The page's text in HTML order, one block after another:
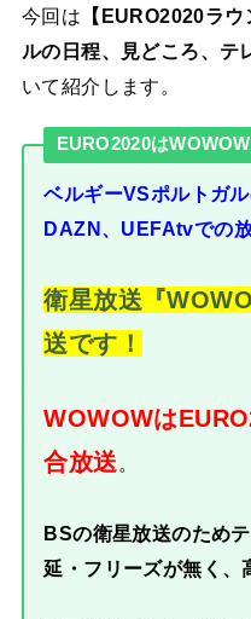
今回は 【EURO2020ラ
ルの日程、見どころ、テ
いて紹介します。
EURO2020は
ベルギーVSポルトガ
DAZN、UEFAtvでの
衛星放送『
送です！
WOWOWは
合放送 。
BSの衛星放送のため
延・フリーズが無く、